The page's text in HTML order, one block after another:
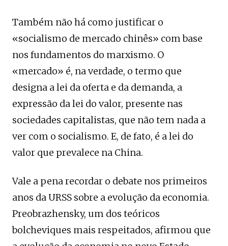
Também não há como justificar o
«socialismo de mercado chinês» com base
nos fundamentos do marxismo. O
«mercado» é, na verdade, o termo que
designa a lei da oferta e da demanda, a
expressão da lei do valor, presente nas
sociedades capitalistas, que não tem nada a
ver com o socialismo. E, de fato, é a lei do
valor que prevalece na China.
Vale a pena recordar o debate nos primeiros
anos da URSS sobre a evolução da economia.
Preobrazhensky, um dos teóricos
bolcheviques mais respeitados, afirmou que